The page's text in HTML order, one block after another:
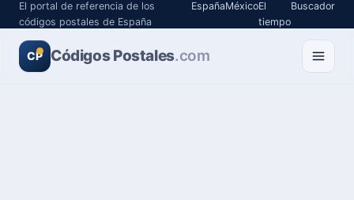
El portal de referencia de los
códigos postales de España
EspañaMéxicoEl
tiempo
Buscador
CP Códigos Postales.com